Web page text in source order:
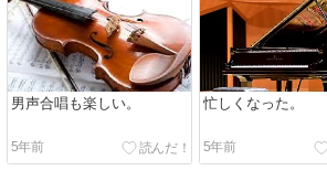
男声合唱も楽しい。
5年前
忙しくなった。
5年前